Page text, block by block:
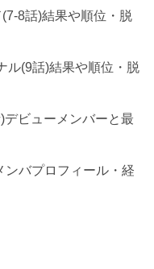
8話)結果や順位・脱
ル(9話)結果や順位・脱
ビューメンバーと最
ンバプロフィール・経